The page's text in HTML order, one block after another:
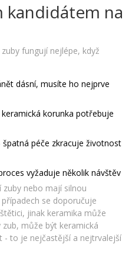
kandidátem na
fungují nejlépe, když
dásní, musíte ho nejprve
korunka potřebuje
péče zkracuje životnost
vyžaduje několik návštěv
nebo mají silnou
se doporučuje
jinak keramika může
může být keramická
- to je nejčastější a nejtrvalejší